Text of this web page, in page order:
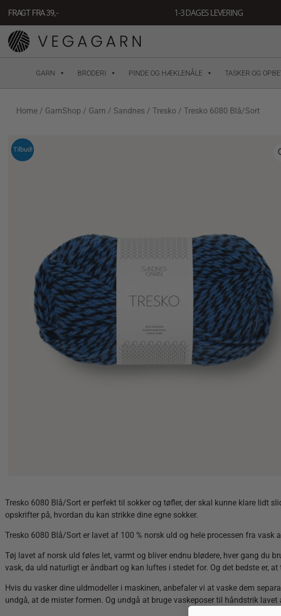
indholdet
FRAGT FRA 39, - 1-3 DAGES LEVERING
GARN BRODERI PINDE OG HÆKLENÅLE TASKER OG
Home / GarnShop / Garn / Sandnes / Tresko / Tresko 6080 Blå/Sort
Tilbud!
Tresko 6080 Blå/Sort er perfekt til sokker og tøfler, der skal kunne klare lidt
opskrifter på, hvordan du kan strikke dine egne sokker.
Tresko 6080 Blå/Sort er lavet af 100 % norsk uld og hele processen fra
Tøj lavet af norsk uld føles let, varmt og bliver endnu blødere, hver gang du
vask, da uld naturligt er åndbart og kan luftes i stedet for. Og det bedste er,
Hvis du vasker dine uldmodeller i maskinen, anbefaler vi at vaske dem
undgå, at de mister formen. Og undgå at bruge vaskeposer til håndstrik